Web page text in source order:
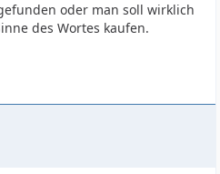
oder man soll wirklich
des Wortes kaufen.